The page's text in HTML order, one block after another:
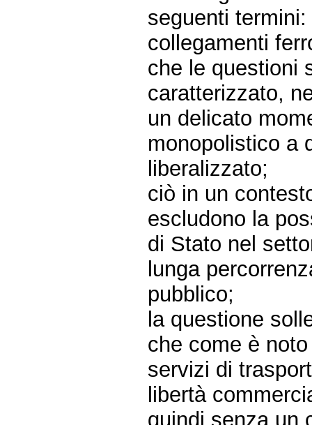
seguenti
collegamenti
che le questioni
caratterizzato,
un delicato
monopolistico a
liberalizzato;
ciò in un
escludono la
di Stato nel
lunga
pubblico;
la questione
che come è
servizi di
libertà
quindi senza un